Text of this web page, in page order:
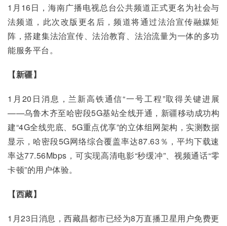
1月16日，海南广播电视总台公共频道正式更名为社会与
法频道，此次改版更名后，频道将通过法治宣传融媒矩
阵，搭建集法治宣传、法治教育、法治流量为一体的多功
能服务平台。
【新疆】
1月20日消息，兰新高铁通信“一号工程”取得关键进展
——乌鲁木齐至哈密段5G基站全线开通，新疆移动成功构
建“4G全线兜底、5G重点优享”的立体组网架构，实测数据
显示，哈密段5G网络综合覆盖率达87.63％，平均下载速
率达77.56Mbps，可实现高清电影“秒缓冲”、视频通话“零
卡顿”的用户体验。
【西藏】
1月23日消息，西藏昌都市已经为8万直播卫星用户免费更